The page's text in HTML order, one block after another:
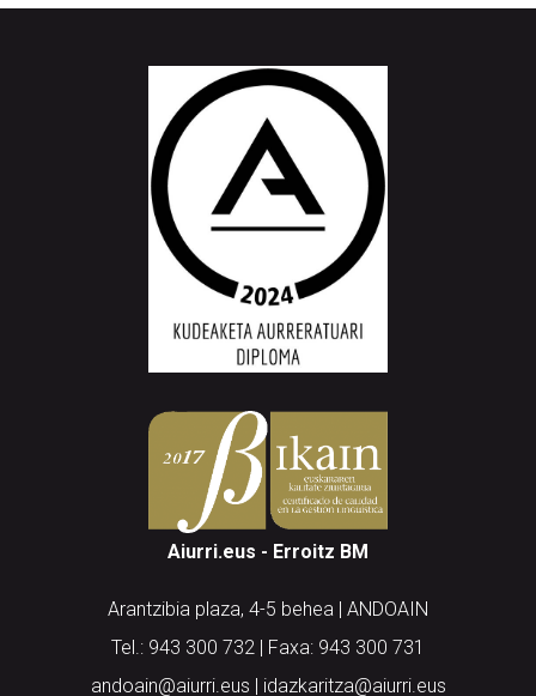
Aiurri.eus - Erroitz BM
Arantzibia plaza, 4-5 behea | ANDOAIN
Tel.: 943 300 732 | Faxa: 943 300 731
andoain@aiurri.eus | idazkaritza@aiurri.eus